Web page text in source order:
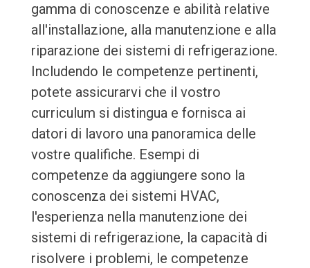
gamma di conoscenze e abilità relative
all'installazione, alla manutenzione e alla
riparazione dei sistemi di refrigerazione.
Includendo le competenze pertinenti,
potete assicurarvi che il vostro
curriculum si distingua e fornisca ai
datori di lavoro una panoramica delle
vostre qualifiche. Esempi di
competenze da aggiungere sono la
conoscenza dei sistemi HVAC,
l'esperienza nella manutenzione dei
sistemi di refrigerazione, la capacità di
risolvere i problemi, le competenze